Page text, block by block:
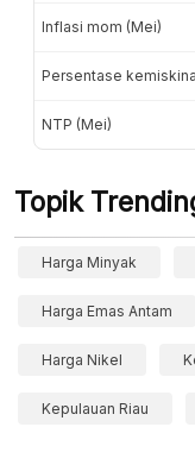
Inflasi mom (Mei)
Persentase
NTP (Mei)
Topik
Harga Minyak
Harga Emas Antam
Harga Nikel
Kepulauan Riau